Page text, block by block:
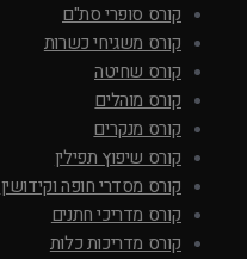
קורס סופרי סת"ם
קורס משגיחי כשרות
קורס שחיטה
קורס מוהלים
קורס מנקרים
קורס שיפוץ תפילין
קורס מסדרי חופה וקידושין
קורס מדריכי חתנים
קורס מדריכות כלות